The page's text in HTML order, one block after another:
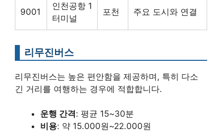
9001
인천공항 1
터미널
포천 주요 도시와 연결
리무진버스
리무진버스는 높은 편안함을 제공하며, 특히 다소
긴 거리를 여행하는 경우에 적합합니다.
운행 간격: 평균 15~30분
비용: 약 15.000원~22.000원